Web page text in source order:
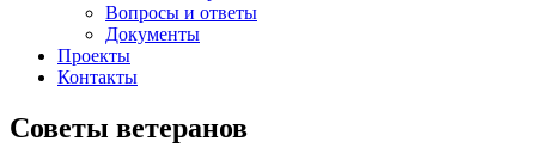
Вопросы и ответы
Документы
Проекты
Контакты
Советы ветеранов